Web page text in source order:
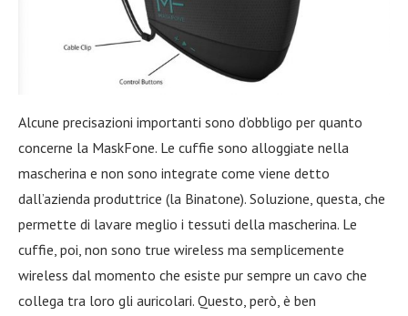
Alcune precisazioni importanti sono d’obbligo per quanto
concerne la MaskFone. Le cuffie sono alloggiate nella
mascherina e non sono integrate come viene detto
dall’azienda produttrice (la Binatone). Soluzione, questa, che
permette di lavare meglio i tessuti della mascherina. Le
cuffie, poi, non sono true wireless ma semplicemente
wireless dal momento che esiste pur sempre un cavo che
collega tra loro gli auricolari. Questo, però, è ben